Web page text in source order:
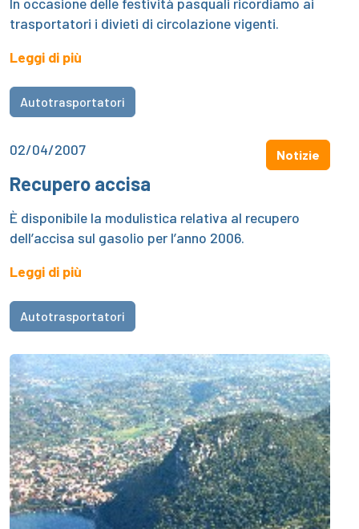
In occasione delle festività pasquali ricordiamo ai
trasportatori i divieti di circolazione vigenti.
Leggi di più
Autotrasportatori
02/04/2007 Notizie
Recupero accisa
È disponibile la modulistica relativa al recupero
dell’accisa sul gasolio per l’anno 2006.
Leggi di più
Autotrasportatori